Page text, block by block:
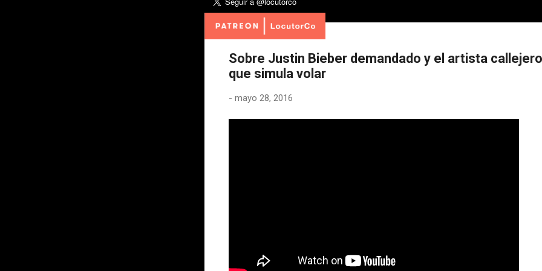
Sobre Justin Bieber demandado y el artista callejero
que simula volar
- mayo 28, 2016